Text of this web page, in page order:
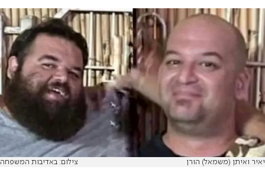
יאיר ואיתן (משמאל) הורן צילום: באדיבות המשפחה